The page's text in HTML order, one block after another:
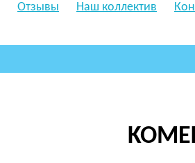
Отзывы Наш коллектив